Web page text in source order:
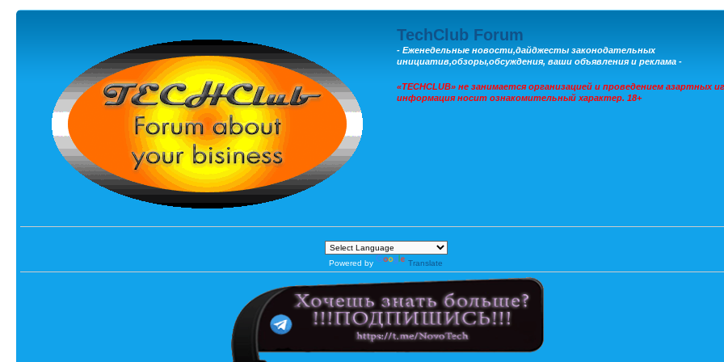
TechClub Forum
- Еженедельные новости,дайджесты законодательных
инициатив,обзоры,обсуждения, ваши объявления и реклама -
«TECHCLUB» не занимается организацией и проведением азартных
информация носит ознакомительный характер. 18+
Powered by Translate